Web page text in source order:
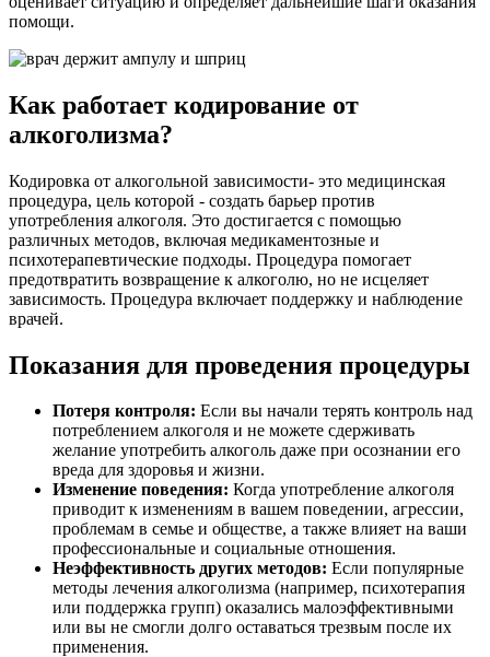
помощи.
Как работает кодирование от
алкоголизма?
Кодировка от алкогольной зависимости- это медицинская
процедура, цель которой - создать барьер против
употребления алкоголя. Это достигается с помощью
различных методов, включая медикаментозные и
психотерапевтические подходы. Процедура помогает
предотвратить возвращение к алкоголю, но не исцеляет
зависимость. Процедура включает поддержку и наблюдение
врачей.
Показания для проведения процедуры
Потеря контроля: Если вы начали терять контроль над
потреблением алкоголя и не можете сдерживать
желание употребить алкоголь даже при осознании его
вреда для здоровья и жизни.
Изменение поведения: Когда употребление алкоголя
приводит к изменениям в вашем поведении, агрессии,
проблемам в семье и обществе, а также влияет на ваши
профессиональные и социальные отношения.
Неэффективность других методов: Если популярные
методы лечения алкоголизма (например, психотерапия
или поддержка групп) оказались малоэффективными
или вы не смогли долго оставаться трезвым после их
применения.